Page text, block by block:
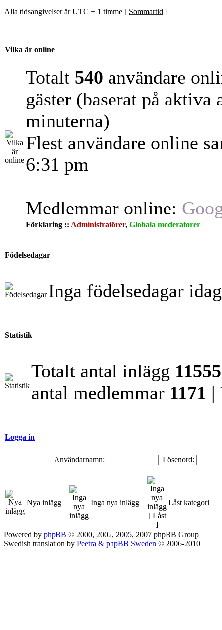
Alla tidsangivelser är UTC + 1 timme [ Sommartid ]
Vilka är online
Totalt 540 användare
gäster (baserat på aktiva
minuterna)
Flest användare online
6:31 pm
Medlemmar online:
Förklaring :: Administratörer, Globala moderatorer
Födelsedagar
Inga födelsedagar
Statistik
Totalt antal inlägg
antal medlemmar 1171 |
Logga in
Användarnamn: Lösenord:
Nya inlägg Inga nya inlägg Låst kategori
Powered by phpBB © 2000, 2002, 2005, 2007 phpBB Group
Swedish translation by Peetra & phpBB Sweden © 2006-2010